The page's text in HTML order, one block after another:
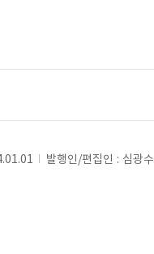
발행인/편집인 : 심광수